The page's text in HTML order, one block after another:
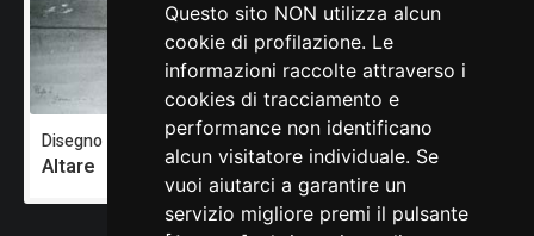
Questo sito NON utilizza alcun
cookie di profilazione. Le
informazioni raccolte attraverso i
cookies di tracciamento e
performance non identificano
alcun visitatore individuale. Se
vuoi aiutarci a garantire un
servizio migliore premi il pulsante
Disegno
Altare